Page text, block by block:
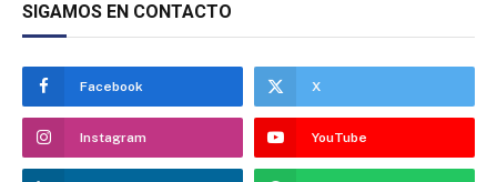
SIGAMOS EN CONTACTO
Facebook X
Instagram YouTube